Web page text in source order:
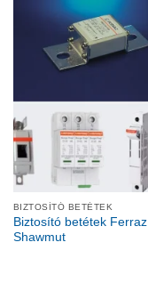
BIZTOSÍTÓ BETÉTEK
Biztosító betétek Ferraz
Shawmut